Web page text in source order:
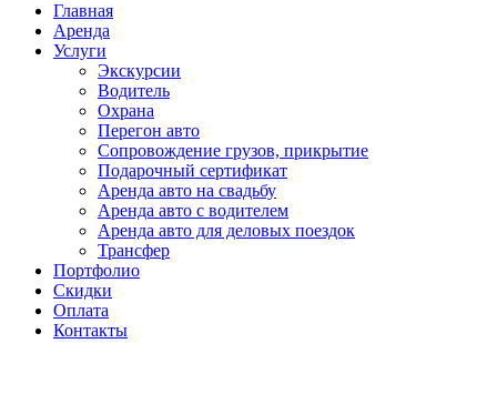
Главная
Аренда
Услуги
Экскурсии
Водитель
Охрана
Перегон авто
Сопровождение грузов, прикрытие
Подарочный сертификат
Аренда авто на свадьбу
Аренда авто с водителем
Аренда авто для деловых поездок
Трансфер
Портфолио
Скидки
Оплата
Контакты